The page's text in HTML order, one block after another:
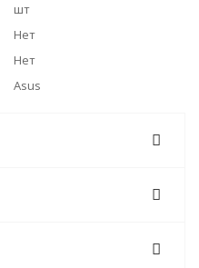
шт
Нет
Нет
Asus